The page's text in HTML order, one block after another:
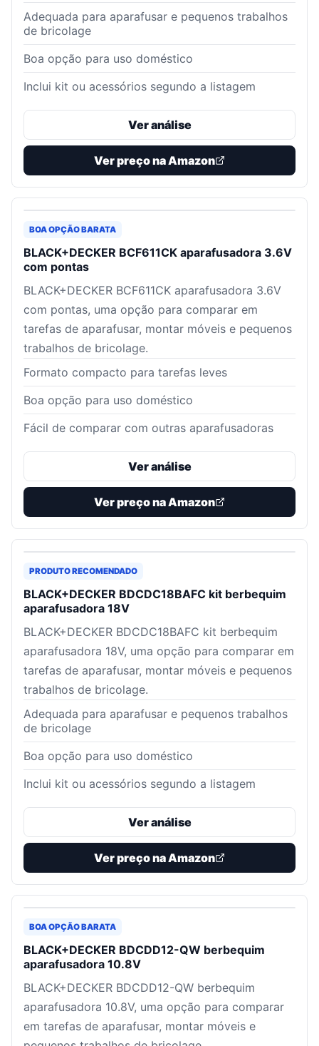
Adequada para aparafusar e pequenos trabalhos
de bricolage
Boa opção para uso doméstico
Inclui kit ou acessórios segundo a listagem
Ver análise
Ver preço na Amazon
BOA OPÇÃO BARATA
BLACK+DECKER BCF611CK aparafusadora 3.6V
com pontas
BLACK+DECKER BCF611CK aparafusadora 3.6V
com pontas, uma opção para comparar em
tarefas de aparafusar, montar móveis e pequenos
trabalhos de bricolage.
Formato compacto para tarefas leves
Boa opção para uso doméstico
Fácil de comparar com outras aparafusadoras
Ver análise
Ver preço na Amazon
PRODUTO RECOMENDADO
BLACK+DECKER BDCDC18BAFC kit berbequim
aparafusadora 18V
BLACK+DECKER BDCDC18BAFC kit berbequim
aparafusadora 18V, uma opção para comparar em
tarefas de aparafusar, montar móveis e pequenos
trabalhos de bricolage.
Adequada para aparafusar e pequenos trabalhos
de bricolage
Boa opção para uso doméstico
Inclui kit ou acessórios segundo a listagem
Ver análise
Ver preço na Amazon
BOA OPÇÃO BARATA
BLACK+DECKER BDCDD12-QW berbequim
aparafusadora 10.8V
BLACK+DECKER BDCDD12-QW berbequim
aparafusadora 10.8V, uma opção para comparar
em tarefas de aparafusar, montar móveis e